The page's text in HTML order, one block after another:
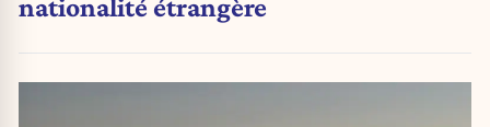
nationalité étrangère